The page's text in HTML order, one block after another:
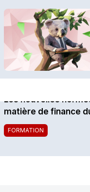
Les nouvelles
matière de finance
FORMATION